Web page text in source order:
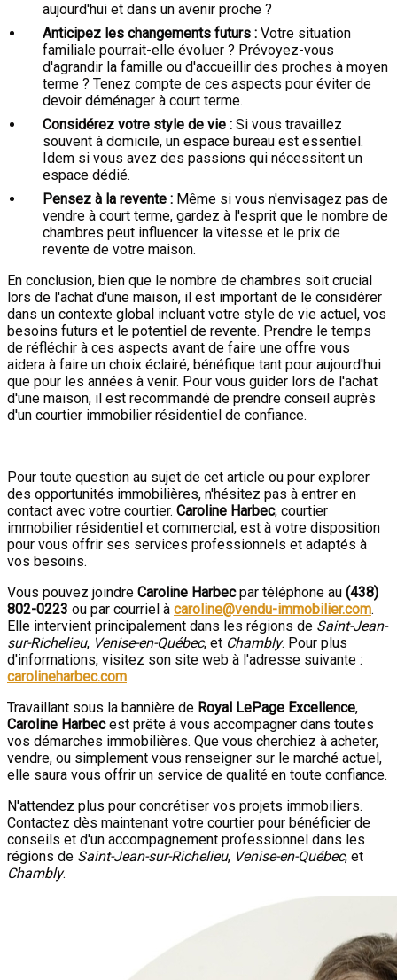
aujourd'hui et dans un avenir proche ?
Anticipez les changements futurs : Votre situation
familiale pourrait-elle évoluer ? Prévoyez-vous
d'agrandir la famille ou d'accueillir des proches à moyen
terme ? Tenez compte de ces aspects pour éviter de
devoir déménager à court terme.
Considérez votre style de vie : Si vous travaillez
souvent à domicile, un espace bureau est essentiel.
Idem si vous avez des passions qui nécessitent un
espace dédié.
Pensez à la revente : Même si vous n'envisagez pas de
vendre à court terme, gardez à l'esprit que le nombre de
chambres peut influencer la vitesse et le prix de
revente de votre maison.
En conclusion, bien que le nombre de chambres soit crucial
lors de l'achat d'une maison, il est important de le considérer
dans un contexte global incluant votre style de vie actuel, vos
besoins futurs et le potentiel de revente. Prendre le temps
de réfléchir à ces aspects avant de faire une offre vous
aidera à faire un choix éclairé, bénéfique tant pour aujourd'hui
que pour les années à venir. Pour vous guider lors de l'achat
d'une maison, il est recommandé de prendre conseil auprès
d'un courtier immobilier résidentiel de confiance.
Pour toute question au sujet de cet article ou pour explorer
des opportunités immobilières, n'hésitez pas à entrer en
contact avec votre courtier. Caroline Harbec, courtier
immobilier résidentiel et commercial, est à votre disposition
pour vous offrir ses services professionnels et adaptés à
vos besoins.
Vous pouvez joindre Caroline Harbecpar téléphone au (438)
802-0223 ou par courriel à caroline@vendu-immobilier.com.
Elle intervient principalement dans les régions de Saint-Jean-
sur-Richelieu, Venise-en-Québec, et Chambly. Pour plus
d'informations, visitez son site web à l'adresse suivante :
carolineharbec.com.
Travaillant sous la bannière de Royal LePage Excellence,
Caroline Harbecest prête à vous accompagner dans toutes
vos démarches immobilières. Que vous cherchiez à acheter,
vendre, ou simplement vous renseigner sur le marché actuel,
elle saura vous offrir un service de qualité en toute confiance.
N'attendez plus pour concrétiser vos projets immobiliers.
Contactez dès maintenant votre courtier pour bénéficier de
conseils et d'un accompagnement professionnel dans les
régions de Saint-Jean-sur-Richelieu, Venise-en-Québec, et
Chambly.